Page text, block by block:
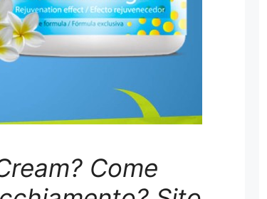
Come